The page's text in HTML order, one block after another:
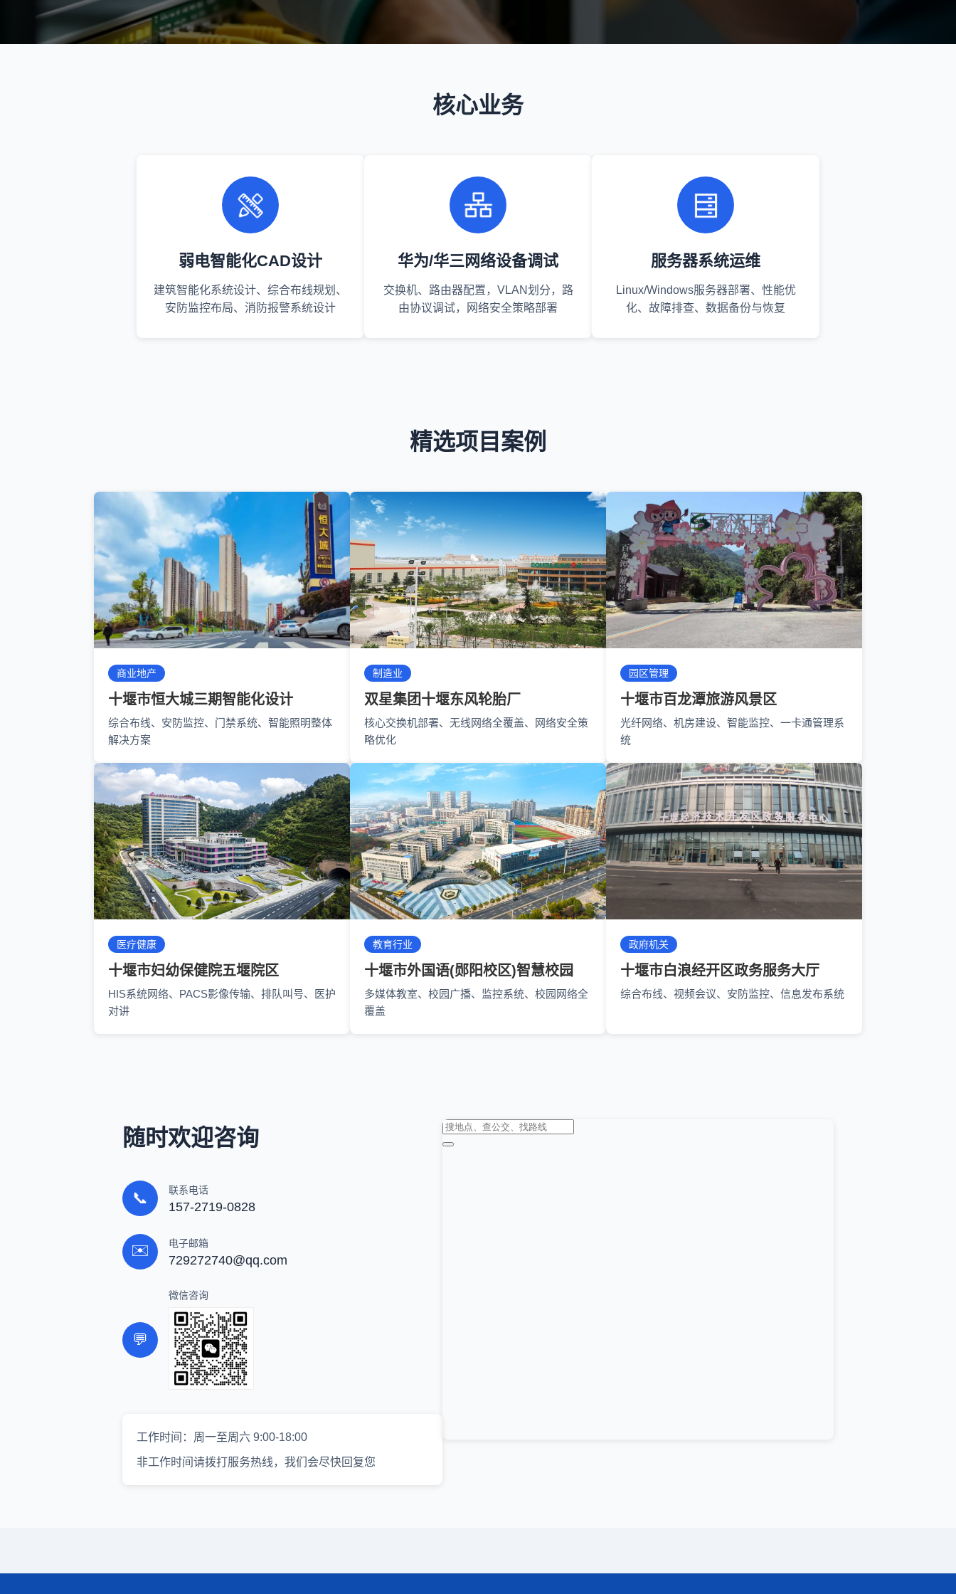
核心业务
弱电智能化CAD设计
建筑智能化系统设计、综合布线规划、
安防监控布局、消防报警系统设计
华为/华三网络设备调试
交换机、路由器配置，VLAN划分，路
由协议调试，网络安全策略部署
服务器系统运维
Linux/Windows服务器部署、性能优
化、故障排查、数据备份与恢复
精选项目案例
商业地产
十堰市恒大城三期智能化设计
综合布线、安防监控、门禁系统、智能照明整体
解决方案
制造业
双星集团十堰东风轮胎厂
核心交换机部署、无线网络全覆盖、网络安全策
略优化
园区管理
十堰市百龙潭旅游风景区
光纤网络、机房建设、智能监控、一卡通管理系
统
医疗健康
十堰市妇幼保健院五堰院区
HIS系统网络、PACS影像传输、排队叫号、医护
对讲
教育行业
十堰市外国语(郧阳校区)智慧校园
多媒体教室、校园广播、监控系统、校园网络全
覆盖
政府机关
十堰市白浪经开区政务服务大厅
综合布线、视频会议、安防监控、信息发布系统
随时欢迎咨询
📞 联系电话
157-2719-0828
✉️ 电子邮箱
729272740@qq.com
💬
微信咨询
工作时间：周一至周六 9:00-18:00
非工作时间请拨打服务热线，我们会尽快回复您